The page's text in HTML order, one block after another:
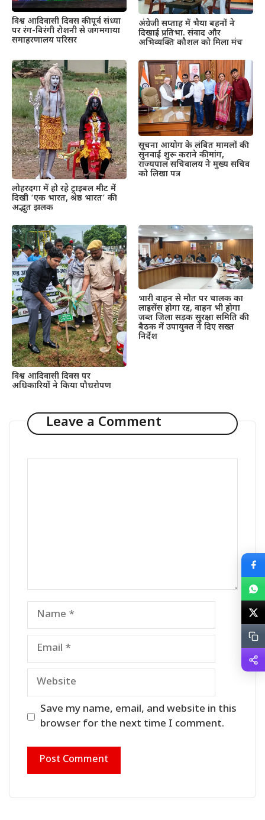
विश्व आदिवासी दिवस की पूर्व संध्या
पर रंग-बिरंगी रोशनी से जगमगाया
समाहरणालय परिसर
अंग्रेजी सप्ताह में भैया बहनों ने
दिखाई प्रतिभा. संवाद और
अभिव्यक्ति कौशल को मिला मंच
लोहरदगा में हो रहे ट्राइबल मीट में
दिखी ‘एक भारत, श्रेष्ठ भारत’ की
अद्भुत झलक
सूचना आयोग के लंबित मामलों की
सुनवाई शुरू कराने की मांग,
राज्यपाल सचिवालय ने मुख्य सचिव
को लिखा पत्र
विश्व आदिवासी दिवस पर
अधिकारियों ने किया पौधरोपण
भारी वाहन से मौत पर चालक का
लाइसेंस होगा रद्द, वाहन भी होगा
जब्त जिला सड़क सुरक्षा समिति की
बैठक में उपायुक्त ने दिए सख्त
निर्देश
Leave a Comment
Name
Email
Website
Save my name, email, and website in this
browser for the next time I comment.